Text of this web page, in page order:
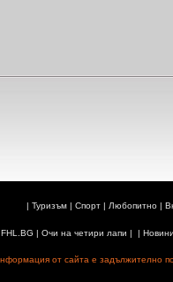
| Туризъм| Спорт| Любопитно|
FHL.BG | Очи на четири лапи | |
от сайта е задължително